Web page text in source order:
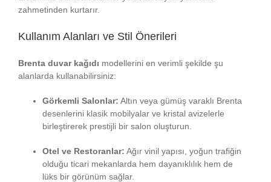
zahmetinden kurtarır.
Kullanım Alanları ve Stil Önerileri
Brenta duvar kağıdı modellerini en verimli şekilde şu
alanlarda kullanabilirsiniz:
Görkemli Salonlar: Altın veya gümüş varaklı Brenta
desenlerini klasik mobilyalar ve kristal avizelerle
birleştirerek prestijli bir salon oluşturun.
Otel ve Restoranlar: Ağır vinil yapısı, yoğun trafiğin
olduğu ticari mekanlarda hem dayanıklılık hem de
lüks bir görünüm sağlar.